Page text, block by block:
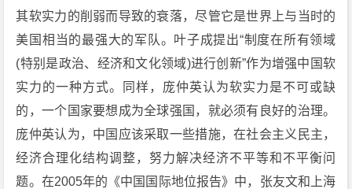
其软实力的削弱而导致的衰落，尽管它是世界上与当时的
美国相当的最强大的军队。叶子成提出“制度在所有领域
(特别是政治、经济和文化领域)进行创新”作为增强中国软
实力的一种方式。同样，庞仲英认为软实力是不可或缺
的，一个国家要想成为全球强国，就必须有良好的治理。
庞仲英认为，中国应该采取一些措施，在社会主义民主，
经济合理化结构调整，努力解决经济不平等和不平衡问
题。在2005年的《中国国际地位报告》中，张友文和上海